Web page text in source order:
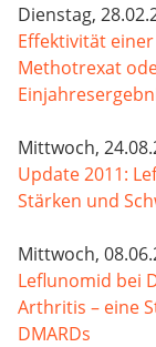
Dienstag,
Effektivität
Methotrexat
Mittwoch,
Update 2011:
Stärken und
Mittwoch,
Leflunomid bei
Arthritis – eine
DMARDs